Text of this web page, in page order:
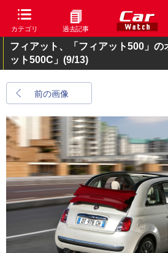
カテゴリ 過去記事
フィアット、「フィアット500」の
ット500C」 (9/13)
前の画像